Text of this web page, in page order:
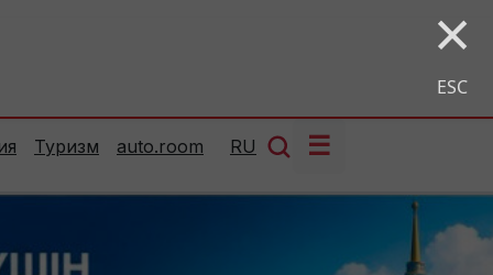
×
ESC
Туризм auto.room RU ☰